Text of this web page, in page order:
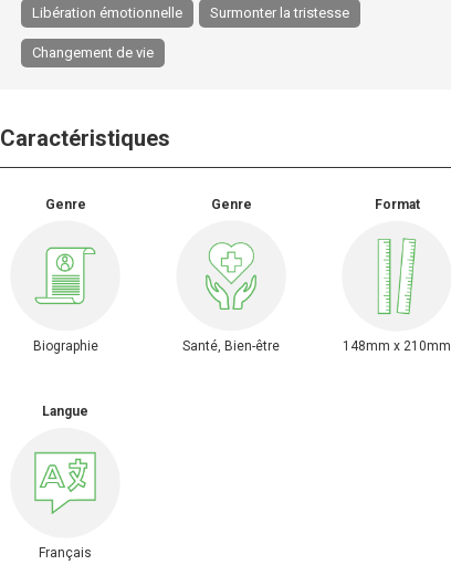
Libération émotionnelle Surmonter la tristesse
Changement de vie
Caractéristiques
Genre
Biographie
Genre
Santé, Bien-être
Format
148mm x 210mm
Langue
Français